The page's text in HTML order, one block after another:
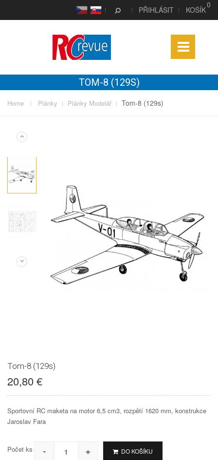
CS SK PŘIHLÁSIT KOŠÍK
0
TOM-8 (129S)
Home Plánky Plánky Modelář Tom-8 (129s)
Tom-8 (129s)
20,80 €
Sportovní RC maketa na motor 6,5 cm3, rozpětí 1620 mm, konstrukce
Jaroslav Fara
Počet ks - + DO KOŠÍKU